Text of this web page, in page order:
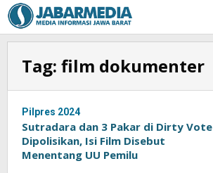
Skip
to
content
Tag: film dokumenter
Pilpres 2024
Sutradara dan 3 Pakar di Dirty Vote
Dipolisikan, Isi Film Disebut
Menentang UU Pemilu